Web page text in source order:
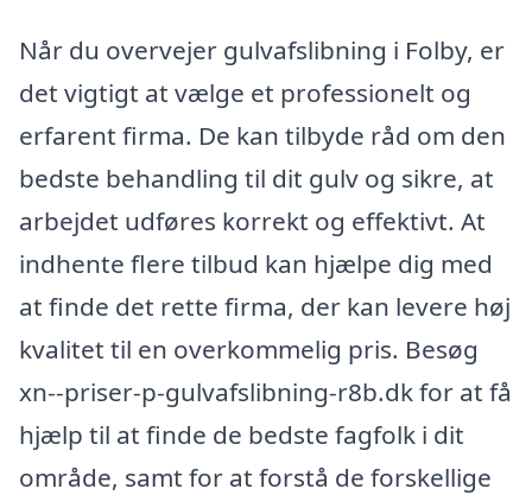
Når du overvejer gulvafslibning i Folby, er
det vigtigt at vælge et professionelt og
erfarent firma. De kan tilbyde råd om den
bedste behandling til dit gulv og sikre, at
arbejdet udføres korrekt og effektivt. At
indhente flere tilbud kan hjælpe dig med
at finde det rette firma, der kan levere høj
kvalitet til en overkommelig pris. Besøg
xn--priser-p-gulvafslibning-r8b.dk for at få
hjælp til at finde de bedste fagfolk i dit
område, samt for at forstå de forskellige